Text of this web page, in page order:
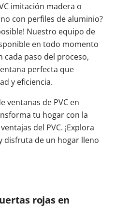
imitación madera o
con perfiles de aluminio?
Nuestro equipo de
en todo momento
cada paso del proceso,
perfecta que
y eficiencia.
ventanas de PVC en
tu hogar con la
del PVC. ¡Explora
disfruta de un hogar lleno
rojas en